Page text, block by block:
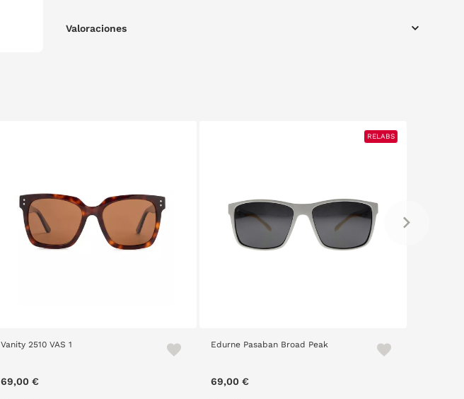
Valoraciones
Vanity 2510 VAS 1
69,00 €
Edurne Pasaban Broad Peak
69,00 €
RELABS